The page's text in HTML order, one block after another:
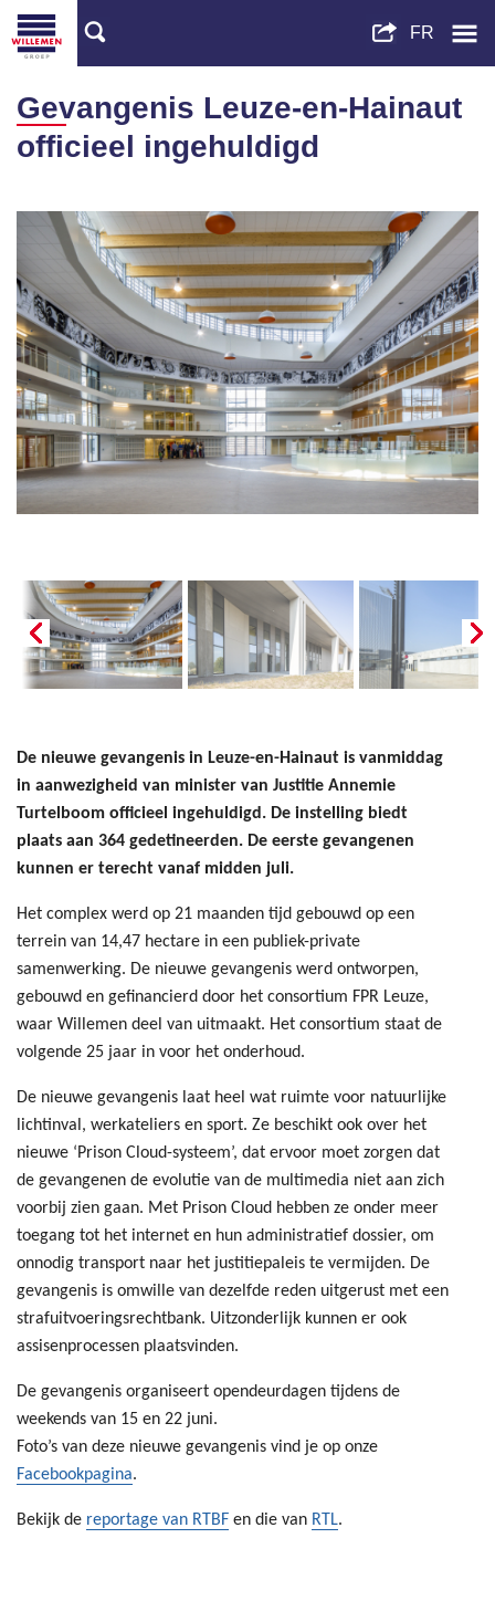
Gevangenis Leuze-en-Hainaut
officieel ingehuldigd
De nieuwe gevangenis in Leuze-en-Hainaut is vanmiddag
in aanwezigheid van minister van Justitie Annemie
Turtelboom officieel ingehuldigd. De instelling biedt
plaats aan 364 gedetineerden. De eerste gevangenen
kunnen er terecht vanaf midden juli.
Het complex werd op 21 maanden tijd gebouwd op een
terrein van 14,47 hectare in een publiek-private
samenwerking. De nieuwe gevangenis werd ontworpen,
gebouwd en gefinancierd door het consortium FPR Leuze,
waar Willemen deel van uitmaakt. Het consortium staat de
volgende 25 jaar in voor het onderhoud.
De nieuwe gevangenis laat heel wat ruimte voor natuurlijke
lichtinval, werkateliers en sport. Ze beschikt ook over het
nieuwe ‘Prison Cloud-systeem’, dat ervoor moet zorgen dat
de gevangenen de evolutie van de multimedia niet aan zich
voorbij zien gaan. Met Prison Cloud hebben ze onder meer
toegang tot het internet en hun administratief dossier, om
onnodig transport naar het justitiepaleis te vermijden. De
gevangenis is omwille van dezelfde reden uitgerust met een
strafuitvoeringsrechtbank. Uitzonderlijk kunnen er ook
assisenprocessen plaatsvinden.
De gevangenis organiseert opendeurdagen tijdens de
weekends van 15 en 22 juni.
Foto’s van deze nieuwe gevangenis vind je op onze
Facebookpagina.
Bekijk de reportage van RTBF en die van RTL.